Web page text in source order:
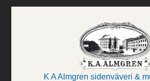
K A Almgren sidenväveri &